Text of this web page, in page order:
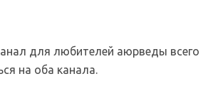
для любителей аюрведы всего
на оба канала.